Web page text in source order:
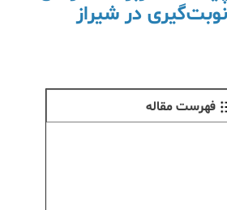
در شیراز
فهرست مقاله